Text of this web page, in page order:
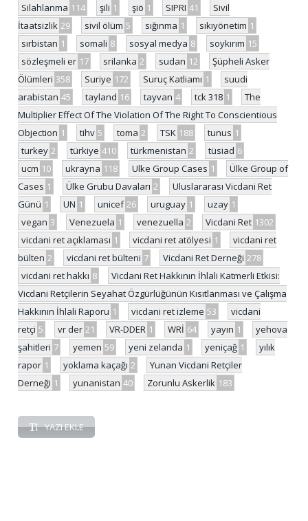
Silahlanma 114 şili 1 şiö 1 SIPRI 41
Sivil
İtaatsizlik 29 sivil ölüm 5 sığınma 1 sıkıyönetim 1
sırbistan 1 somali 8 sosyal medya 8 soykırım 15
sözleşmeli er 17 srilanka 2 sudan 12
Şüpheli Asker
Ölümleri 358 Suriye 172 Suruç Katliamı 1
suudi
arabistan 45 tayland 16 tayvan 4 tck 318 1
The
Multiplier Effect Of The Violation Of The Right To Conscientious
Objection 1 tihv 5 toma 2 TSK 188 tunus 1
turkey 2 türkiye 410 türkmenistan 2 tüsiad 6
ucm 10 ukrayna 118 Ulke Group Cases 1
Ülke Group of
Cases 1 Ülke Grubu Davaları 2
Uluslararası Vicdani Ret
Günü 1 UN 1 unicef 26 uruguay 1 uzay 1
vegan 3 Venezuela 1 venezuella 2 Vicdani Ret 1302
vicdani ret açıklaması 1 vicdani ret atölyesi 1
vicdani ret
bülten 2 vicdani ret bülteni 7 Vicdani Ret Derneği 278
vicdani ret hakkı 8
Vicdani Ret Hakkının İhlali Katmerli Etkisi:
Vicdani Retçilerin Seyahat Özgürlüğünün Kısıtlanması ve Çalışma
Hakkının İhlali Raporu 1 vicdani ret izleme 53
vicdani
retçi 5 vr der 21 VR-DDER 1 WRİ 64 yayın 1
yehova
şahitleri 7 yemen 59 yeni zelanda 1 yeniçağ 1
yılık
rapor 1 yoklama kaçağı 2
Yunan Vicdani Retçiler
Derneği 1 yunanistan 40 Zorunlu Askerlik 183
YAZI EKLE